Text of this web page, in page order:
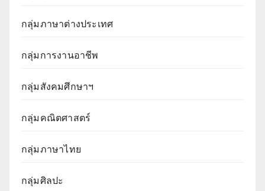
กลุ่มภาษาต่างประเทศ
กลุ่มการงานอาชีพ
กลุ่มสังคมศึกษาฯ
กลุ่มคณิตศาสตร์
กลุ่มภาษาไทย
กลุ่มศิลปะ